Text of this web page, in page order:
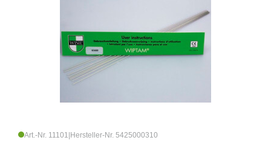
Art.-Nr. 11101 Hersteller-Nr. 5425000310